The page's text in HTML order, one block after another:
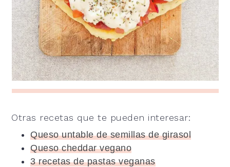
Otras recetas que te pueden interesar:
Queso untable de semillas de girasol
Queso cheddar vegano
3 recetas de pastas veganas